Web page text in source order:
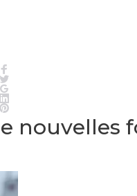
Twitter
Pinterest
nouvelles